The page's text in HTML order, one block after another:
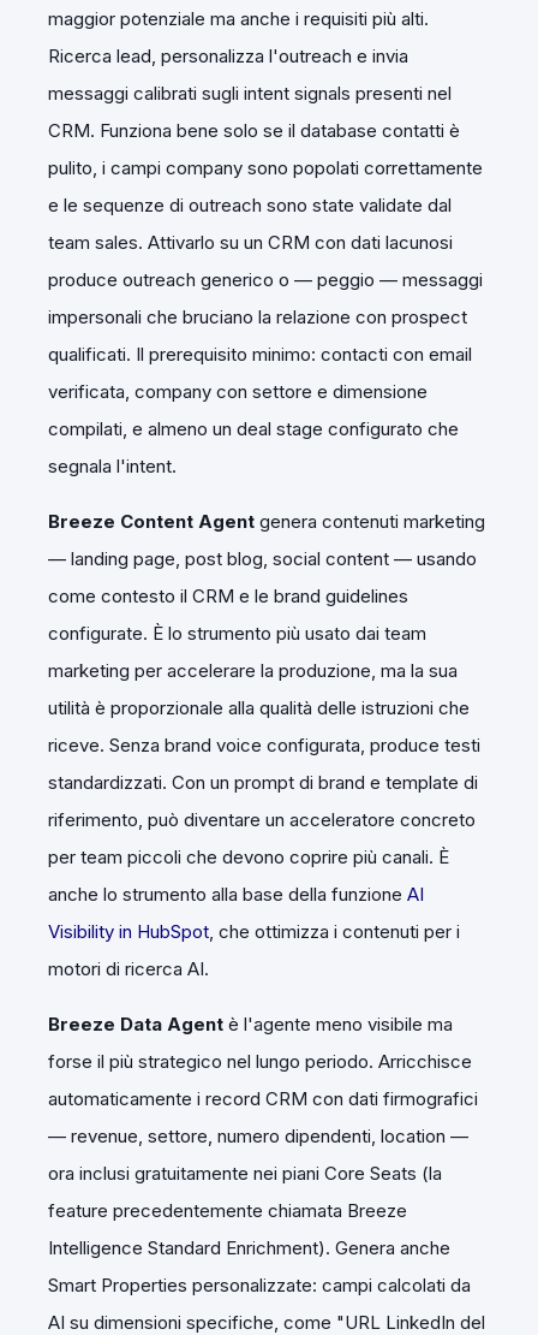
maggior potenziale ma anche i requisiti più alti.
Ricerca lead, personalizza l'outreach e invia
messaggi calibrati sugli intent signals presenti nel
CRM. Funziona bene solo se il database contatti è
pulito, i campi company sono popolati correttamente
e le sequenze di outreach sono state validate dal
team sales. Attivarlo su un CRM con dati lacunosi
produce outreach generico o — peggio — messaggi
impersonali che bruciano la relazione con prospect
qualificati. Il prerequisito minimo: contacti con email
verificata, company con settore e dimensione
compilati, e almeno un deal stage configurato che
segnala l'intent.
Breeze Content Agent genera contenuti marketing
— landing page, post blog, social content — usando
come contesto il CRM e le brand guidelines
configurate. È lo strumento più usato dai team
marketing per accelerare la produzione, ma la sua
utilità è proporzionale alla qualità delle istruzioni che
riceve. Senza brand voice configurata, produce testi
standardizzati. Con un prompt di brand e template di
riferimento, può diventare un acceleratore concreto
per team piccoli che devono coprire più canali. È
anche lo strumento alla base della funzione AI
Visibility in HubSpot , che ottimizza i contenuti per i
motori di ricerca AI.
Breeze Data Agent è l'agente meno visibile ma
forse il più strategico nel lungo periodo. Arricchisce
automaticamente i record CRM con dati firmografici
— revenue, settore, numero dipendenti, location —
ora inclusi gratuitamente nei piani Core Seats (la
feature precedentemente chiamata Breeze
Intelligence Standard Enrichment). Genera anche
Smart Properties personalizzate: campi calcolati da
AI su dimensioni specifiche, come "URL LinkedIn del